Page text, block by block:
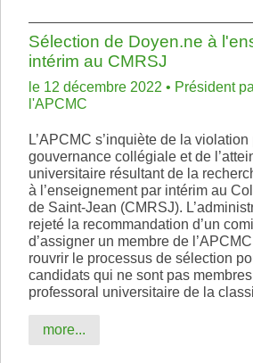
Sélection de Doyen.ne à
intérim au CMRSJ
le 12 décembre 2022 • Président
l'APCMC
L’APCMC s’inquiète de la
gouvernance collégiale et de
universitaire résultant de la
à l’enseignement par intérim au
de Saint-Jean (CMRSJ).
rejeté la recommandation d’un
d’assigner un membre de
rouvrir le processus de sélection
candidats qui ne sont pas
professoral universitaire de la
more...